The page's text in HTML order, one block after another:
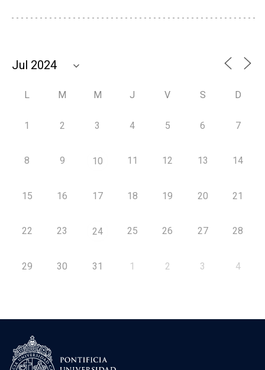
L M M J V S D
1 2 3 4 5 6 7
8 9 10 11 12 13 14
15 16 17 18 19 20 21
22 23 24 25 26 27 28
29 30 31 1 2 3 4